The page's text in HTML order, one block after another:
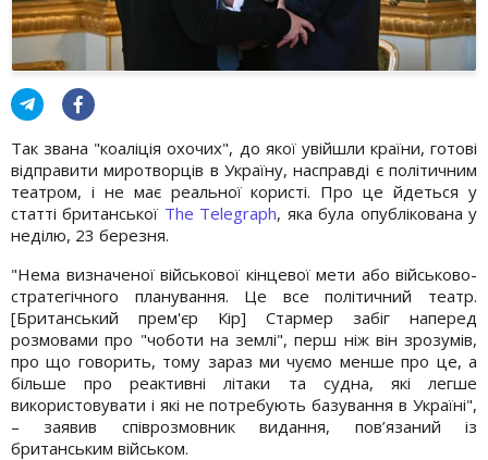
Так звана "коаліція охочих", до якої увійшли країни, готові
відправити миротворців в Україну, насправді є політичним
театром, і не має реальної користі. Про це йдеться у
статті британської The Telegraph, яка була опублікована у
неділю, 23 березня.
"Нема визначеної військової кінцевої мети або військово-
стратегічного планування. Це все політичний театр.
[Британський прем'єр Кір] Стармер забіг наперед
розмовами про "чоботи на землі", перш ніж він зрозумів,
про що говорить, тому зараз ми чуємо менше про це, а
більше про реактивні літаки та судна, які легше
використовувати і які не потребують базування в Україні",
– заявив співрозмовник видання, пов’язаний із
британським військом.